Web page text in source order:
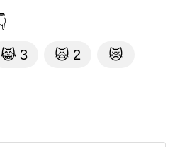
😹 3 🙀 2 😿